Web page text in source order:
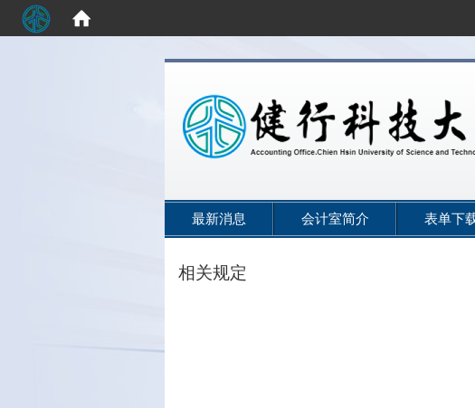
最新消息 会计室简介 表单下
相关规定